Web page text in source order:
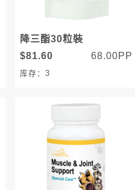
降三酯30粒裝
$81.60
68.00PP
库存：3